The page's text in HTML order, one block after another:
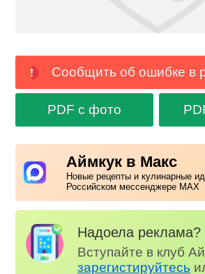
Сообщить об ошибке в
PDF с фото
Аймкук в Макс
Новые рецепты и кулинарные
Российском мессенджере MAX
Надоела реклама?
Вступайте в клуб
зарегистируйтесь